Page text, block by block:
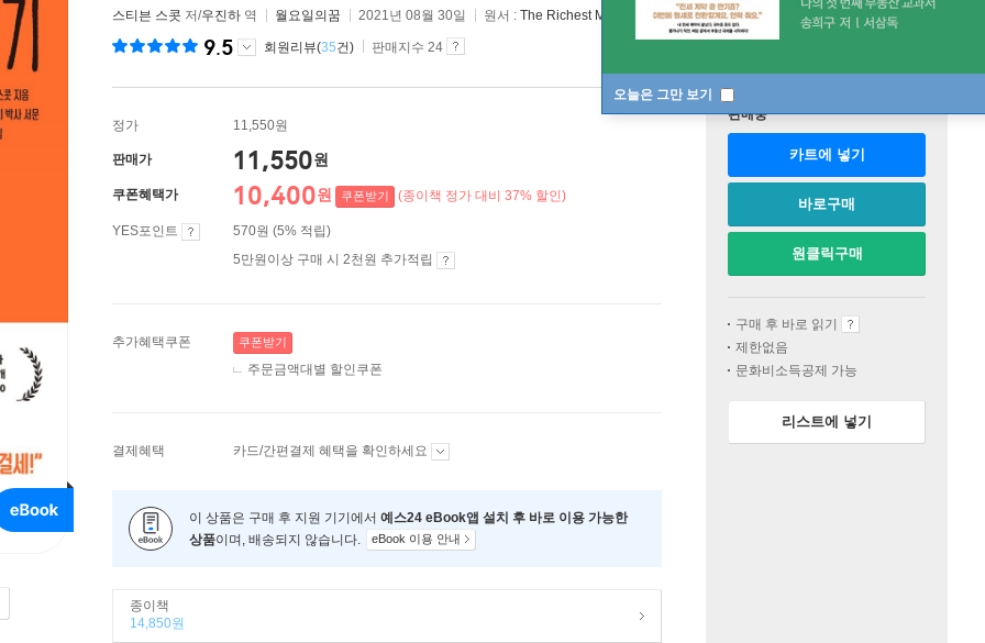
오늘은 그만 보기
스티븐 스콧 저/우진하 역 월요일의꿈 2021년 08월 30일 원서 : The Richest Man Who Ever Lived
9.5 회원리뷰(35건) 판매지수 24
정가 11,550원
판매가 11,550원
쿠폰혜택가 10,400원 쿠폰받기 (종이책 정가 대비 37% 할인)
YES포인트
570원 (5% 적립)
5만원이상 구매 시 2천원 추가적립
추가혜택쿠폰 쿠폰받기
주문금액대별 할인쿠폰
결제혜택 카드/간편결제 혜택을 확인하세요
이 상품은 구매 후 지원 기기에서 예스24 eBook앱 설치 후 바로 이용 가능한
상품이며, 배송되지 않습니다. eBook 이용 안내
종이책
14,850원
판매중
카트에 넣기
바로구매
원클릭구매
구매 후 바로 읽기
제한없음
문화비소득공제 가능
리스트에 넣기